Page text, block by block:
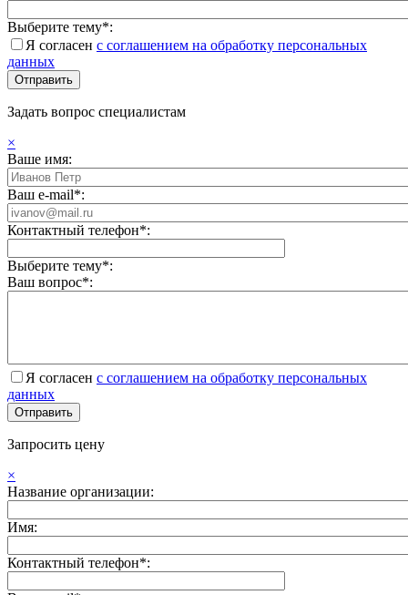
Выберите тему*:
Я согласен с соглашением на обработку персональных
данных
Задать вопрос специалистам
×
Ваше имя:
Ваш e-mail*:
Контактный телефон*:
Выберите тему*:
Ваш вопрос*:
Я согласен с соглашением на обработку персональных
данных
Запросить цену
×
Название организации:
Имя:
Контактный телефон*: